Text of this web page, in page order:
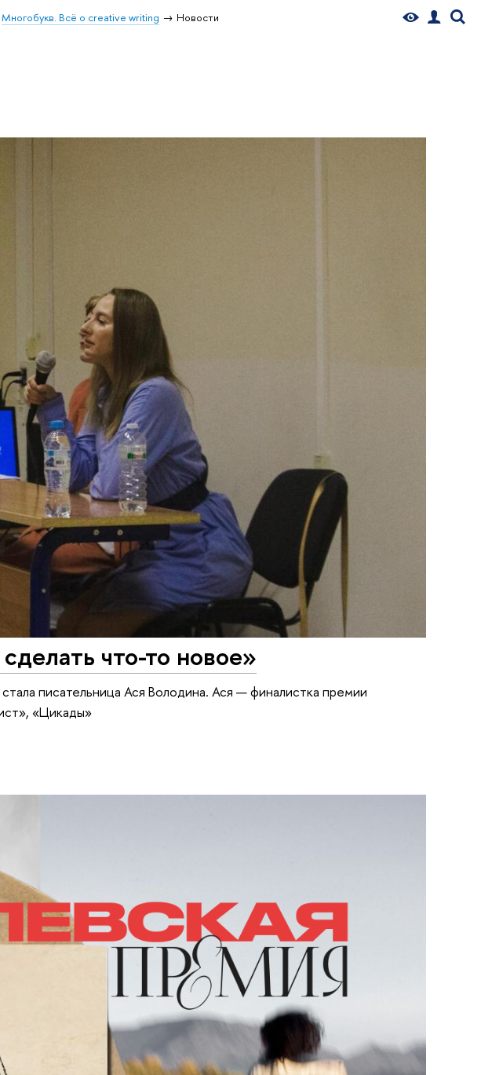
Многобукв. Всё о creative writing Новости
что-то новое»
писательница Ася Володина. Ася — финалистка премии
«Цикады»